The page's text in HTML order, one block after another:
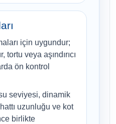
için uygundur;
veya aşındırıcı
ön kontrol
seviyesi, dinamik
uzunluğu ve kot
birlikte